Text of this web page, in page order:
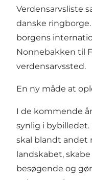
Verdensarvsliste
danske
borgens
Nonnebakken til
verdensarvssted.
En ny måde at
I de kommende
synlig i
skal blandt andet
landskabet,
besøgende og